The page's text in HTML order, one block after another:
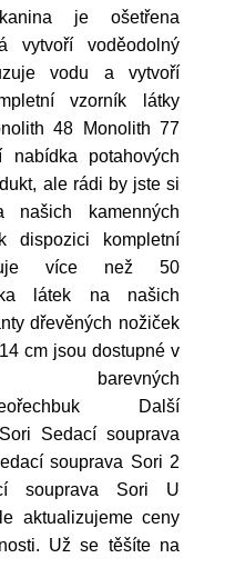
je ošetřena
vytvoří voděodolný
vodu a vytvoří
vzorník látky
48 Monolith 77
nabídka potahových
ale rádi by jste si
kamenných
dispozici kompletní
více než 50
látek na našich
dřevěných nožiček
cm jsou dostupné v
Další
Sedací souprava
souprava Sori 2
souprava Sori U
aktualizujeme ceny
Už se těšíte na